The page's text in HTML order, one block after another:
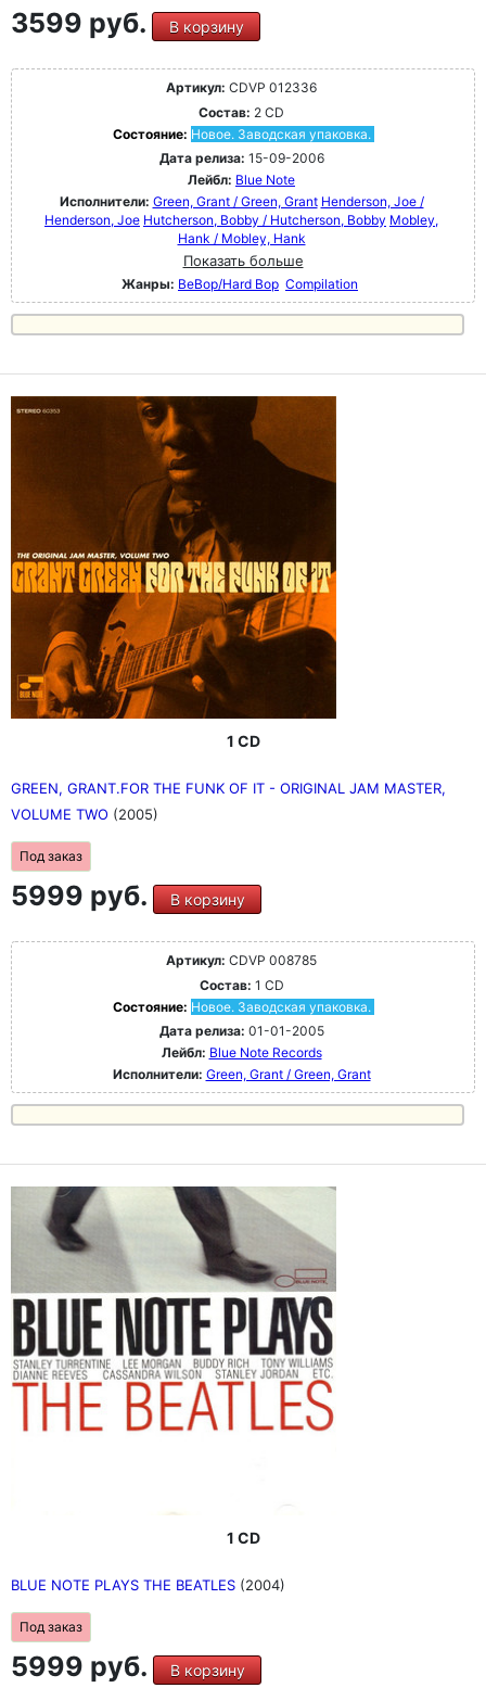
3599 руб. В корзину
Артикул: CDVP 012336
Состав: 2 CD
Состояние: Новое. Заводская упаковка.
Дата релиза: 15-09-2006
Лейбл: Blue Note
Исполнители: Green, Grant / Green, Grant Henderson, Joe /
Henderson, Joe Hutcherson, Bobby / Hutcherson, Bobby Mobley,
Hank / Mobley, Hank
Показать больше
Жанры: BeBop/Hard Bop Compilation
1 CD
GREEN, GRANT.FOR THE FUNK OF IT - ORIGINAL JAM MASTER,
VOLUME TWO (2005)
Под заказ
5999 руб. В корзину
Артикул: CDVP 008785
Состав: 1 CD
Состояние: Новое. Заводская упаковка.
Дата релиза: 01-01-2005
Лейбл: Blue Note Records
Исполнители: Green, Grant / Green, Grant
1 CD
BLUE NOTE PLAYS THE BEATLES (2004)
Под заказ
5999 руб. В корзину